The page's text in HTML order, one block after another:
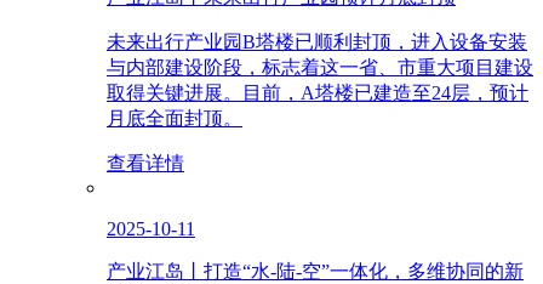
未来出行产业园B塔楼已顺利封顶，进入设备安装
与内部建设阶段，标志着这一省、市重大项目建设
取得关键进展。目前，A塔楼已建造至24层，预计
月底全面封顶。
查看详情
2025-10-11
产业江岛丨打造“水-陆-空”一体化，多维协同的新